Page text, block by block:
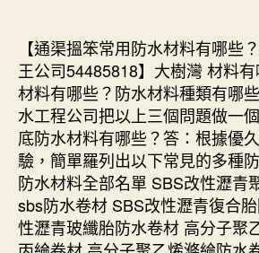
【通渠搵笨常用防水材料有哪些
王公司54485818】大樹灣 材料
材料有哪些？防水材料種類有哪
水工程公司把以上三個問題做一
底防水材料有哪些？答：根據優
驗，簡單羅列出以下常見的多種
防水材料全部名單 SBS改性瀝青
sbs防水卷材 SBS改性瀝青復合
性瀝青玻纖胎防水卷材 高分子聚